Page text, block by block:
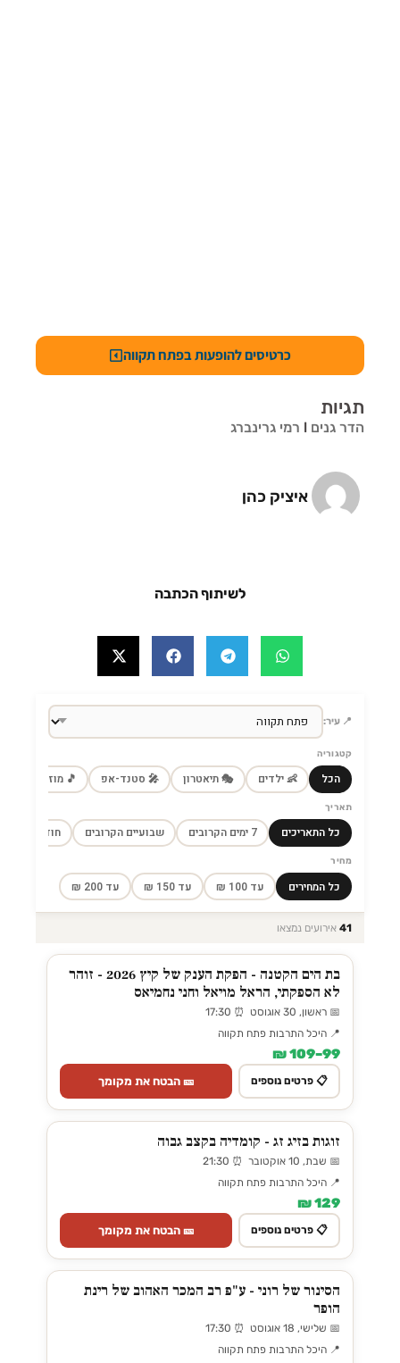
כרטיסים להופעות בפתח תקווה
תגיות
הדר גנים רמי גרינברג
איציק כהן
לשיתוף הכתבה
📍 עיר:
קטגוריה
הכל 👶 ילדים 🎭 תיאטרון 🎤 סטנד-אפ 🎵 מוזיקה
תאריך
כל התאריכים 7 ימים הקרובים שבועיים הקרובים חודש הקרוב
מחיר
כל המחירים עד 100 ₪ עד 150 ₪ עד 200 ₪
41 אירועים נמצאו
בת הים הקטנה - הפקת הענק של קיץ 2026 - זוהר
לא הספקתי, הראל מויאל וחני נחמיאס
📅 ראשון, 30 אוגוסט ⏰ 17:30
📍 היכל התרבות פתח תקווה
99–109 ₪
📋 פרטים נוספים 🎫 הבטח את מקומך
זוגות בזיג זג - קומדיה בקצב גבוה
📅 שבת, 10 אוקטובר ⏰ 21:30
📍 היכל התרבות פתח תקווה
129 ₪
📋 פרטים נוספים 🎫 הבטח את מקומך
הסינור של רוני - ע"פ רב המכר האהוב של רינת
הופר
📅 שלישי, 18 אוגוסט ⏰ 17:30
📍 היכל התרבות פתח תקווה